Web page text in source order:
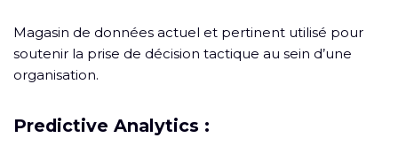
Magasin de données actuel et pertinent utilisé pour
soutenir la prise de décision tactique au sein d’une
organisation.
Predictive Analytics :